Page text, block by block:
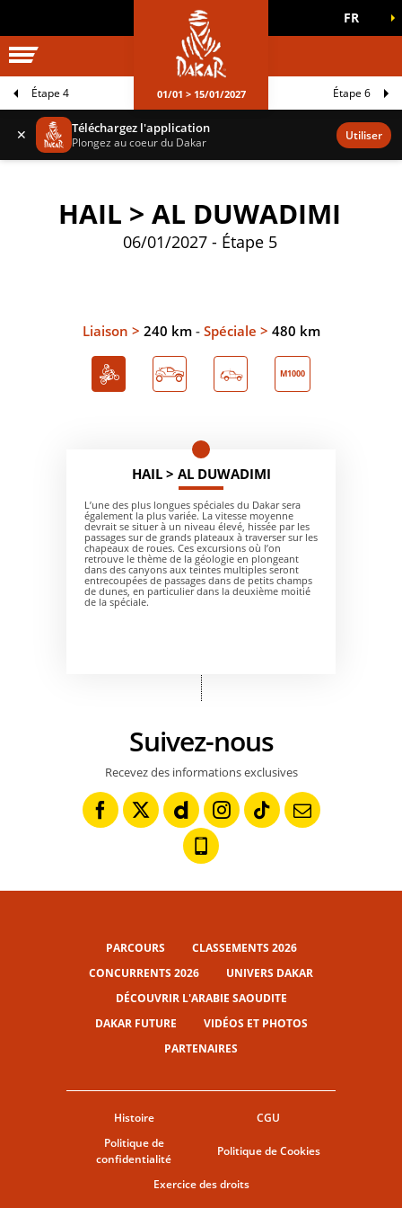
DAKAR
OFFICIELS FR
01/01 > 15/01/2027
Étape 4 Étape 6
✕ Téléchargez l'application
Plongez au coeur du Dakar Utiliser
HAIL > AL DUWADIMI
06/01/2027 - Étape 5
Liaison > 240 km- Spéciale > 480 km
M1000
HAIL > AL DUWADIMI
L’une des plus longues spéciales du Dakar sera
également la plus variée. La vitesse moyenne
devrait se situer à un niveau élevé, hissée par les
passages sur de grands plateaux à traverser sur les
chapeaux de roues. Ces excursions où l’on
retrouve le thème de la géologie en plongeant
dans des canyons aux teintes multiples seront
entrecoupées de passages dans de petits champs
de dunes, en particulier dans la deuxième moitié
de la spéciale.
Suivez-nous
Recevez des informations exclusives
PARCOURS
CLASSEMENTS 2026
CONCURRENTS 2026
UNIVERS DAKAR
DÉCOUVRIR L'ARABIE SAOUDITE
DAKAR FUTURE
VIDÉOS ET PHOTOS
PARTENAIRES
Histoire
CGU
Politique de
confidentialité
Politique de Cookies
Exercice des droits